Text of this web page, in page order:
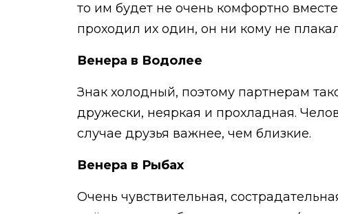
то им будет не очень комфортно
проходил их один, он ни кому не
Венера в Водолее
Знак холодный, поэтому партнерам
дружески, неяркая и прохладная.
случае друзья важнее, чем близкие.
Венера в Рыбах
Очень чувствительная,